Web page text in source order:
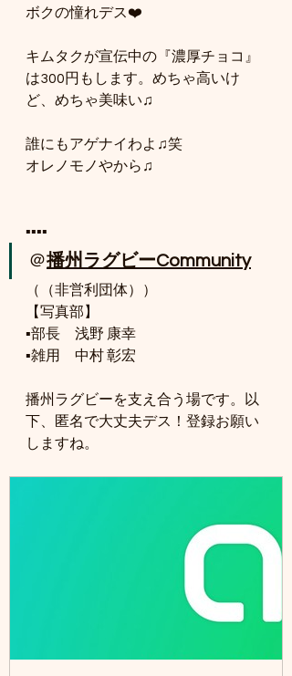
ボクの憧れデス❤️
キムタクが宣伝中の『濃厚チョコ』
は300円もします。めちゃ高いけ
ど、めちゃ美味い♫
誰にもアゲナイわよ♫笑
オレノモノやから♫
▪️▪️▪️▪️
＠播州ラグビーCommunity
（（非営利団体））
【写真部】
▪️部長　浅野 康幸
▪️雑用　中村 彰宏
播州ラグビーを支え合う場です。以
下、匿名で大丈夫デス！登録お願い
しますね。